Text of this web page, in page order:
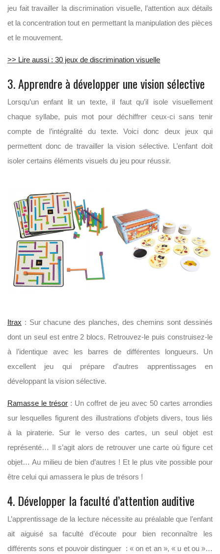
jeu fait travailler la discrimination visuelle, l’attention aux détails
et la concentration tout en permettant la manipulation des pièces
et le mouvement.
>> Lire aussi : 30 jeux de discrimination visuelle
3. Apprendre à développer une vision sélective
Lorsqu’un enfant lit un texte, il faut qu’il isole visuellement
chaque syllabe, puis mot pour déchiffrer ceux-ci sans tenir
compte de l’intégralité du texte. Voici donc deux jeux qui
permettent donc de travailler la vision sélective. L’enfant doit
isoler certains éléments visuels du jeu pour réussir.
Itrax : Sur chacune des planches, des chemins sont dessinés
dont un seul est entre 2 blocs. Retrouvez-le puis construisez-le
à l’identique avec les barres de différentes longueurs. Un
excellent jeu qui prépare d’autres apprentissages en
développant la vision sélective.
Ramasse le trésor : Un coffret de jeu avec 50 cartes arrondies
sur lesquelles figurent des illustrations d’objets divers, tous liés
à la piraterie. Sur le verso des cartes, un seul objet est
représenté… Il s’agit alors de retrouver une carte où figure cet
objet… Au milieu de bien d’autres ! Et le plus vite possible pour
être celui qui amassera le plus de trésors !
4. Développer la faculté d’attention auditive
L’apprentissage de la lecture nécessite au préalable que l’enfant
ait aiguisé sa faculté d’écoute pour bien reconnaître les
différents sons et pouvoir distinguer : « on et an », « u et ou »…